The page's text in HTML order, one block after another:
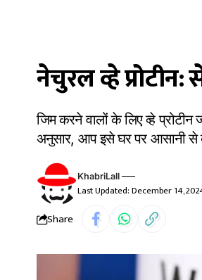
नेचुरल व्हे
जिम करने वालों के लिए व्हे
अनुसार, आप इसे घर पर आसानी से
Last Updated: December 14,
KhabriLall
Share